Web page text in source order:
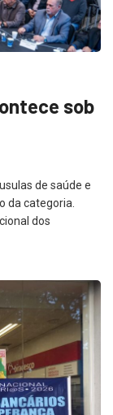
sob
de saúde e
da categoria.
dos